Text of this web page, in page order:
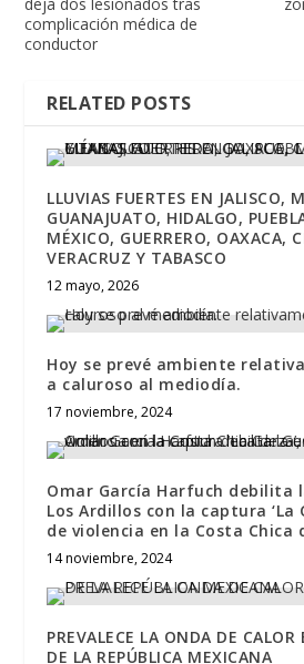
deja dos lesionados tras
complicación médica de
conductor
RELATED POSTS
LLUVIAS FUERTES EN JALISCO,
GUANAJUATO, HIDALGO,
MÉXICO, GUERRERO, OAXACA,
VERACRUZ Y TABASCO
12 mayo, 2026
Hoy se prevé ambiente
a caluroso al mediodía.
17 noviembre, 2024
Omar García Harfuch debilita
Los Ardillos con la captura ‘La
de violencia en la Costa Chica
14 noviembre, 2024
PREVALECE LA ONDA DE
DE LA REPÚBLICA MEXICANA